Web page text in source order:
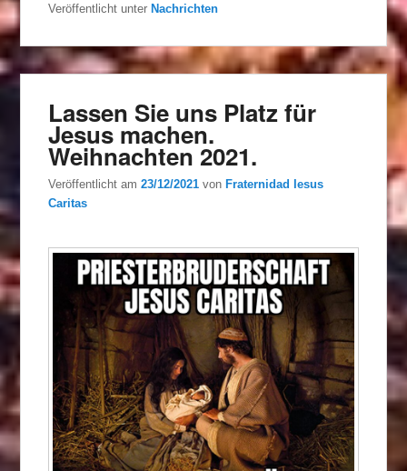
Veröffentlicht unter Nachrichten
Lassen Sie uns Platz für
Jesus machen.
Weihnachten 2021.
Veröffentlicht am23/12/2021 vonFraternidad Iesus
Caritas